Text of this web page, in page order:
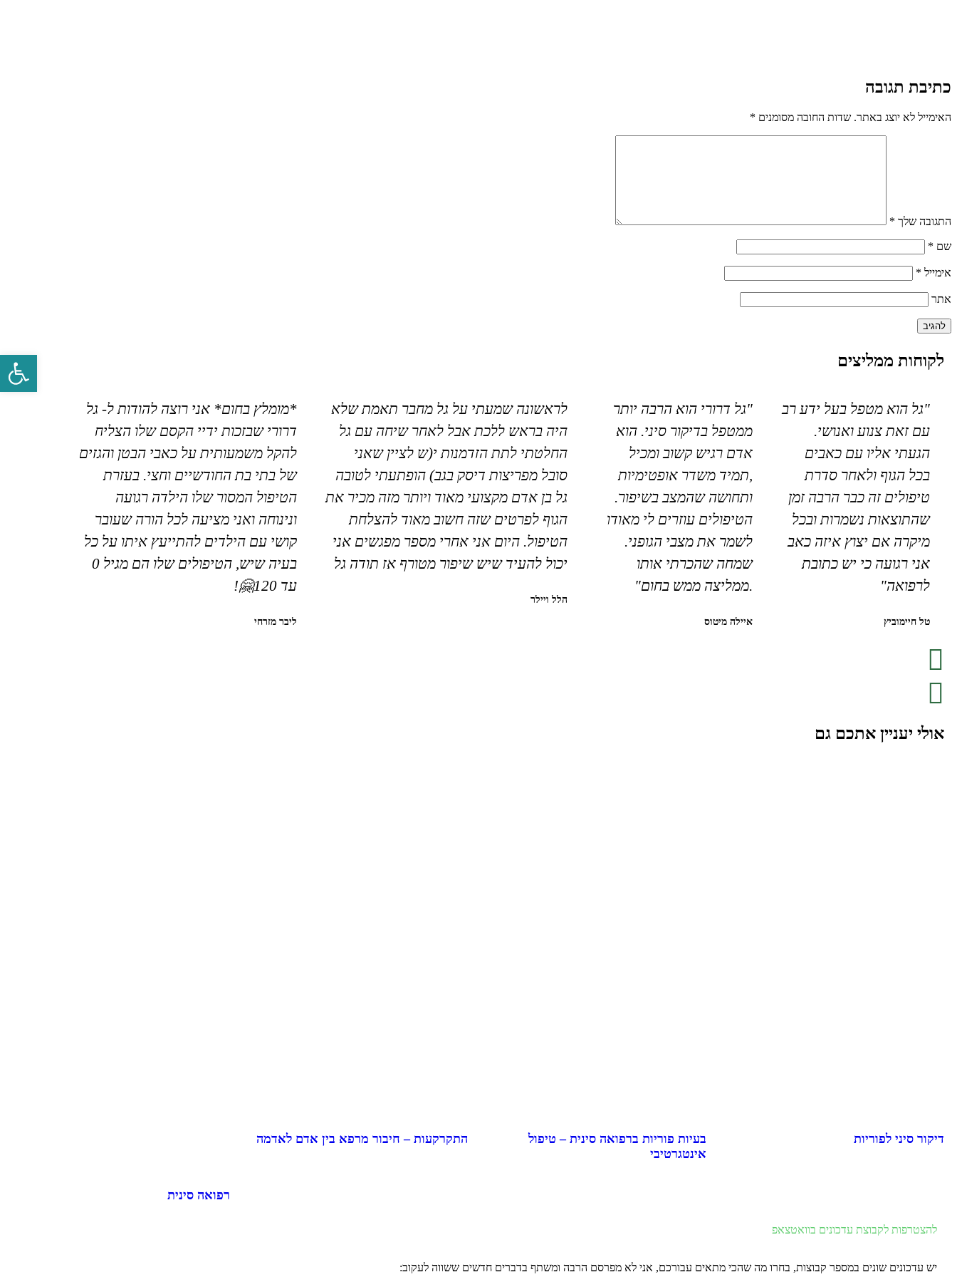
כתיבת תגובה
האימייל לא יוצג באתר. שדות החובה מסומנים *
התגובה שלך *
שם *
אימייל *
אתר
לקוחות ממליצים
"גל הוא מטפל בעל ידע רב
עם זאת צנוע ואנושי.
הגעתי אליו עם כאבים
בכל הגוף ולאחר סדרת
טיפולים זה כבר הרבה זמן
שהתוצאות נשמרות ובכל
מיקרה אם יצוץ איזה כאב
אני רגועה כי יש כתובת
לרפואה"
טל חיימוביץ
"גל דרורי הוא הרבה יותר
ממטפל בדיקור סיני. הוא
אדם רגיש קשוב ומכיל
,תמיד משדר אופטימיות
ותחושה שהמצב בשיפור.
הטיפולים עוזרים לי מאודו
לשמר את מצבי הגופני.
שמחה שהכרתי אותו
.ממליצה ממש בחום"
איילה מיטוס
לראשונה שמעתי על גל מחבר תאמת שלא
היה בראש ללכת אבל לאחר שיחה עם גל
החלטתי לתת הזדמנות י(ש לציין שאני
סובל מפריצות דיסק בגב) הופתעתי לטובה
גל בן אדם מקצועי מאוד ויותר מזה מכיר את
הגוף לפרטים שזה חשוב מאוד להצלחת
הטיפול. היום אני אחרי מספר מפגשים אני
יכול להעיד שיש שיפור מטורף אז תודה גל
הלל ויילר
*מומלץ בחום* אני רוצה להודות ל- גל
דרורי שבזכות ידיי הקסם שלו הצליח
להקל משמעותית על כאבי הבטן והגזים
של בתי בת החודשיים וחצי. בעזרת
הטיפול המסור שלו הילדה רגועה
ונינוחה ואני מציעה לכל הורה שעובר
קושי עם הילדים להתייעץ איתו על כל
בעיה שיש, הטיפולים שלו הם מגיל 0
עד 120🤗!
ליבר מזרחי
אולי יעניין אתכם גם
דיקור סיני לפוריות
בעיות פוריות ברפואה סינית – טיפול
אינטגרטיבי
התקרקעות – חיבור מרפא בין אדם לאדמה
רפואה סינית
להצטרפות לקבוצת עדכונים בוואטצאפ
יש עדכונים שונים במספר קבוצות, בחרו מה שהכי מתאים עבורכם, אני לא מפרסם הרבה ומשתף בדברים חדשים ששווה לעקוב:
פתח